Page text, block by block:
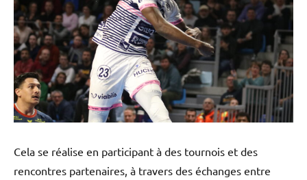
Cela se réalise en participant à des tournois et des
rencontres partenaires, à travers des échanges entre